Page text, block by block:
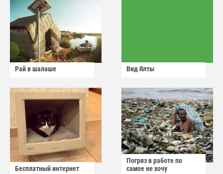
Рай в шалаше Вид Ялты
Бесплатный интернет
Погряз в работе по
самое не хочу